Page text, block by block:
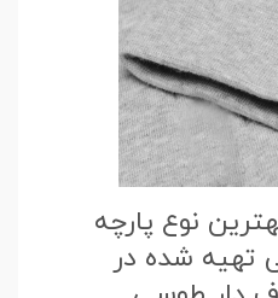
نوع پارچه
تهیه شده در